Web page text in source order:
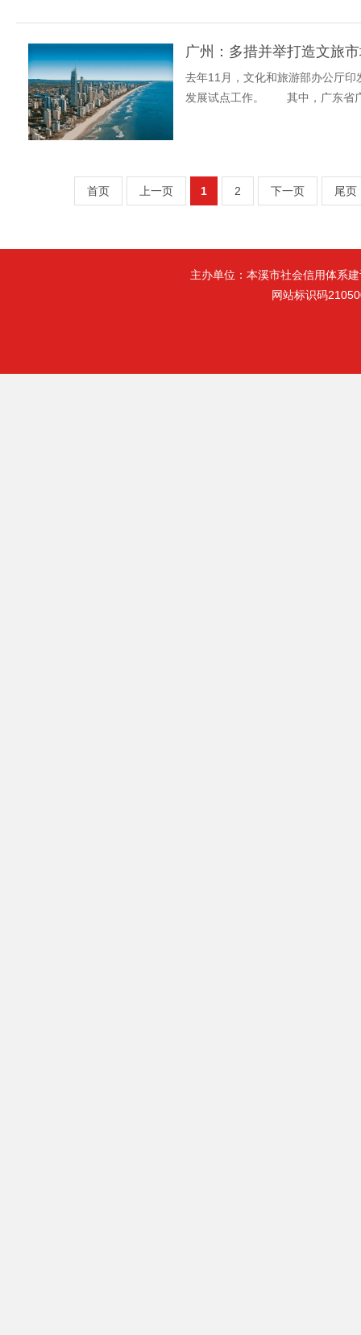
广州：多措并举打造文旅
去年11月，文化和旅游部办公厅
发展试点工作。 其中，广东省广
首页 上一页 1 2 下一页 尾页
主办单位：本溪市社会信用体系
网站标识码